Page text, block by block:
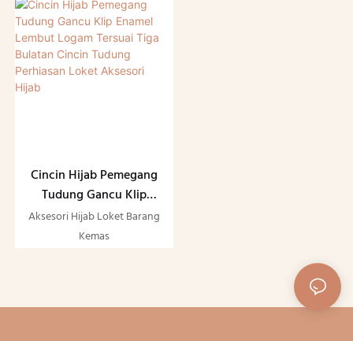
Tudung Cantik Cincin
Segi Tiga Tersuai
Cincin Hijab Pemegang
Tudung Gancu Klip
Enamel Lembut Logam
Tersuai Tiga Bulatan
Aksesori Hijab Loket Barang
Kemas